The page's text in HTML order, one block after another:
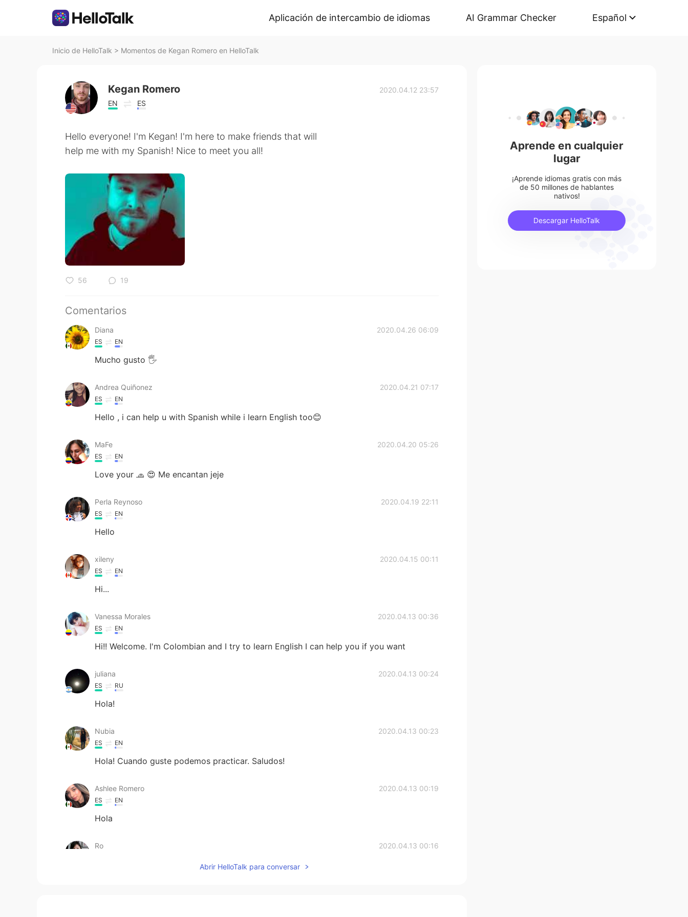
Aplicación de intercambio de idiomas AI Grammar Checker Español
Inicio de HelloTalk > Momentos de Kegan Romero en HelloTalk
Kegan Romero
EN ES
2020.04.12 23:57
Hello everyone! I'm Kegan! I'm here to make friends that will
help me with my Spanish! Nice to meet you all!
56 19
Comentarios
Diana 2020.04.26 06:09
ES EN
Mucho gusto 🖐
Andrea Quiñonez 2020.04.21 07:17
ES EN
Hello , i can help u with Spanish while i learn English too😊
MaFe 2020.04.20 05:26
ES EN
Love your 🧢 😍 Me encantan jeje
Perla Reynoso 2020.04.19 22:11
ES EN
Hello
xileny 2020.04.15 00:11
ES EN
Hi...
Vanessa Morales 2020.04.13 00:36
ES EN
Hi!! Welcome. I'm Colombian and I try to learn English I can help you if you want
juliana 2020.04.13 00:24
ES RU
Hola!
Nubia 2020.04.13 00:23
ES EN
Hola! Cuando guste podemos practicar. Saludos!
Ashlee Romero 2020.04.13 00:19
ES EN
Hola
Ro 2020.04.13 00:16
Abrir HelloTalk para conversar
Aprende en cualquier
lugar
¡Aprende idiomas gratis con más
de 50 millones de hablantes
nativos!
Descargar HelloTalk